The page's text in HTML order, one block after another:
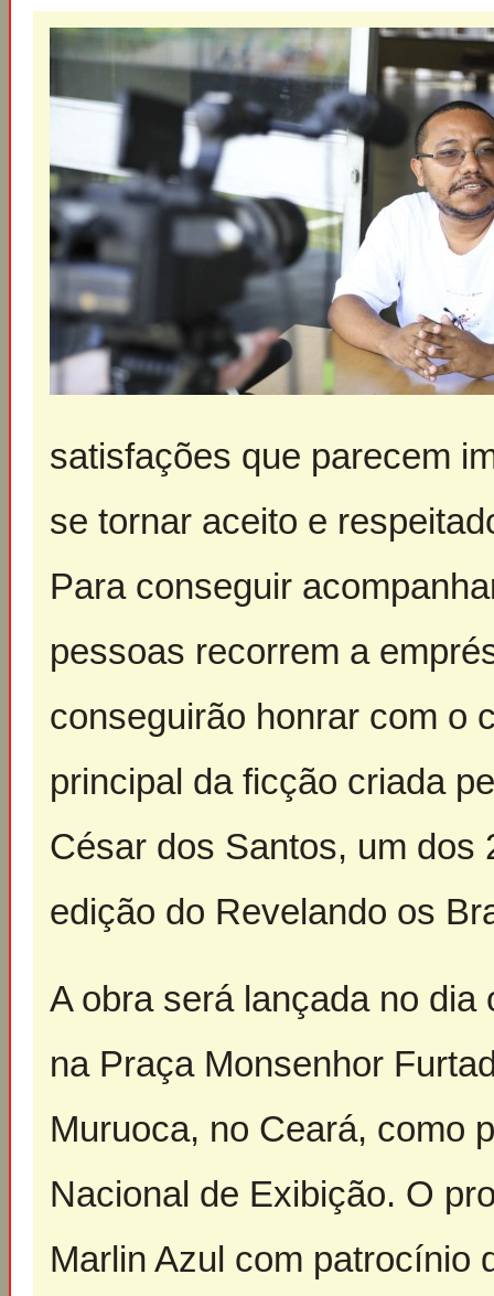
satisfações que parecem
se tornar aceito e
Para conseguir
pessoas recorrem a
conseguirão honrar com o
principal da ficção criada
César dos Santos, um dos
edição do Revelando os
A obra será lançada no
na Praça Monsenhor
Muruoca, no Ceará, como
Nacional de Exibição. O
Marlin Azul com patrocínio